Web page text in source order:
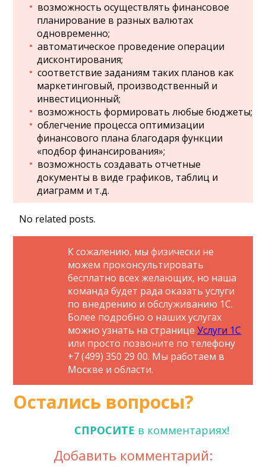
возможность осуществлять финансовое
планирование в разных валютах
одновременно;
автоматическое проведение операции
дисконтирования;
соответствие заданиям таких планов как
маркетинговый, производственный и
инвестиционный;
возможность формировать любые бюджеты;
облегчение процесса оптимизации
финансового плана благодаря функции
«подбор финансирования»;
возможность создавать отчетные
документы в виде графиков, таблиц и
диаграмм и т.д.
No related posts.
К сожалению, мы физически не
можем проконсультировать
бесплатно всех желающих, но наша
команда будет рада оказать услуги
по внедрению и обслуживанию 1С.
Более подробно о наших услугах
можно узнать на страницеУслуги 1С
или просто позвоните по телефону
+7 (499) 350 29 00. Мы работаем в
Москве и области.
Остались вопросы?
СПРОСИТЕ в комментариях!
Добавить комментарий: